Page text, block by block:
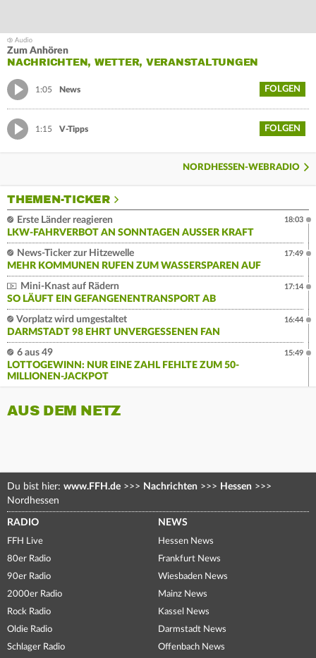
Zum Anhören
NACHRICHTEN, WETTER, VERANSTALTUNGEN
1:05 News FOLGEN
1:15 V-Tipps FOLGEN
NORDHESSEN-WEBRADIO
THEMEN-TICKER
Erste Länder reagieren
LKW-FAHRVERBOT AN SONNTAGEN AUSSER KRAFT
18:03
News-Ticker zur Hitzewelle
MEHR KOMMUNEN RUFEN ZUM WASSERSPAREN AUF
17:49
Mini-Knast auf Rädern
SO LÄUFT EIN GEFANGENENTRANSPORT AB
17:14
Vorplatz wird umgestaltet
DARMSTADT 98 EHRT UNVERGESSENEN FAN
16:44
6 aus 49
LOTTOGEWINN: NUR EINE ZAHL FEHLTE ZUM 50-
MILLIONEN-JACKPOT
15:49
AUS DEM NETZ
Du bist hier: www.FFH.de >>> Nachrichten >>> Hessen >>>
Nordhessen
RADIO
FFH Live
80er Radio
90er Radio
2000er Radio
Rock Radio
Oldie Radio
Schlager Radio
NEWS
Hessen News
Frankfurt News
Wiesbaden News
Mainz News
Kassel News
Darmstadt News
Offenbach News